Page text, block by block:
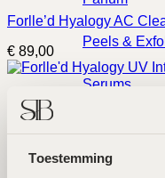
Toestemming
Peels &
Serums
Supplements
Forlle’d Hyalogy AC
€ 89,00
Forlle’d Hyalogy UV